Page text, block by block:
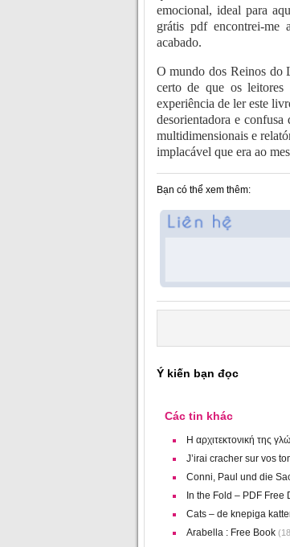
emocional, ideal para
grátis pdf encontrei-me
acabado.
O mundo dos Reinos do
certo de que os leitores
experiência de ler este
desorientadora e
multidimensionais e
implacável que era ao
Bạn có thể xem thêm:
Ý kiến bạn đọc
Các tin khác
Η αρχιτεκτονική της
J’irai cracher sur vos
Conni, Paul und die
In the Fold – PDF Free
Cats – de knepiga
Arabella : Free Book